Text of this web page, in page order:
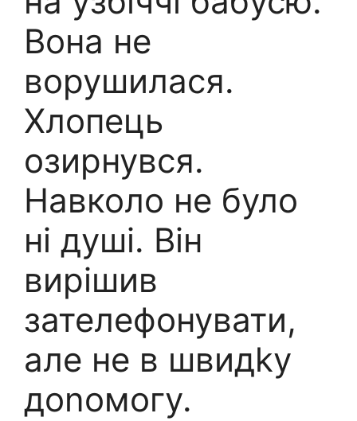
Вона не
ворушилася.
Хлопець
озирнувся.
Навколо не було
ні душі. Він
вирішив
зателефонувати,
але не в швидkу
доnомогу.